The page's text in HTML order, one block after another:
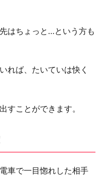
はちょっと…という方も
れば、たいていは快く
すことができます。
車で一目惚れした相手